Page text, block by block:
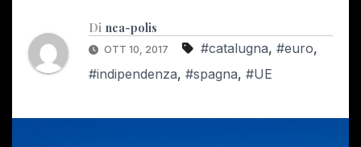
Di nea-polis
OTT 10, 2017 #catalugna, #euro,
#indipendenza, #spagna, #UE